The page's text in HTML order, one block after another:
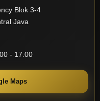
Blok 3-4
Java
- 17.00
Maps